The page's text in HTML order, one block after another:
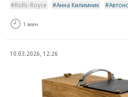
Rolls-Royce Анна Килимник
1 мин.
10.03.2026, 12:26